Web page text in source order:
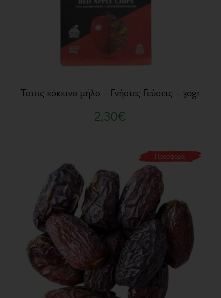
Τσιπς κόκκινο μήλο – Γνήσιες Γεύσεις – 30gr
2,30€
Προσφορά